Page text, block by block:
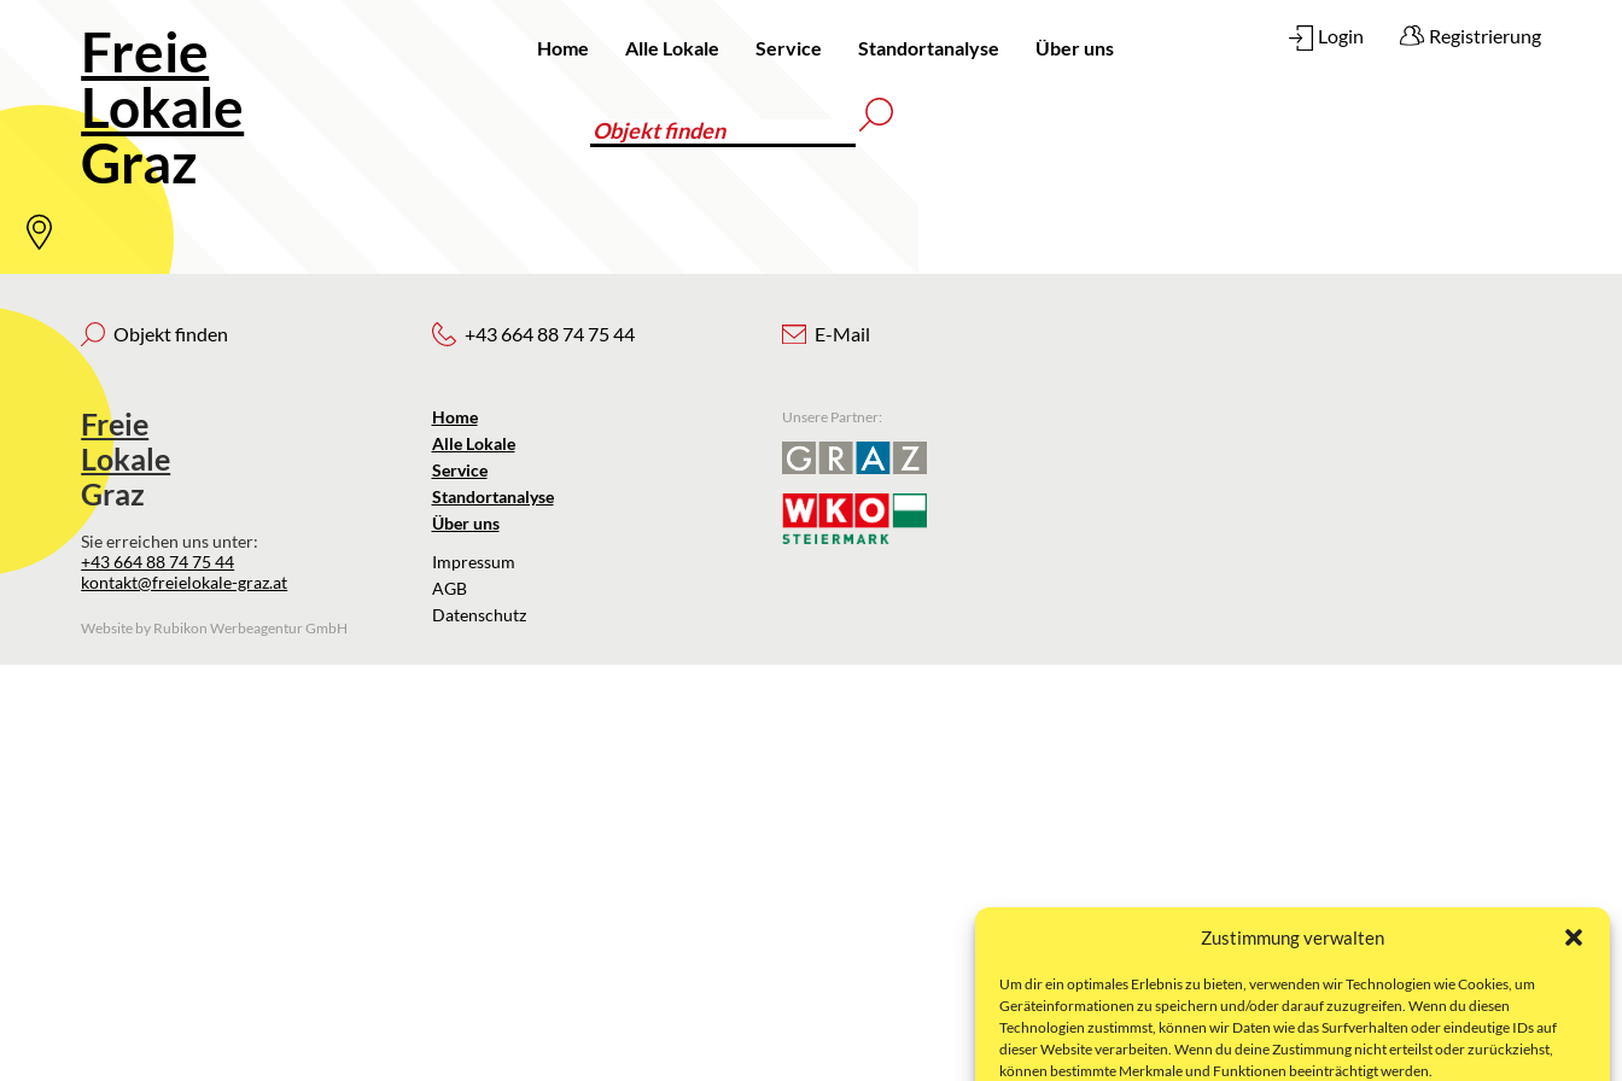
Zustimmung verwalten
Um dir ein optimales Erlebnis zu bieten, verwenden wir Technologien wie Cookies, um
Geräteinformationen zu speichern und/oder darauf zuzugreifen. Wenn du diesen
Technologien zustimmst, können wir Daten wie das Surfverhalten oder eindeutige IDs auf
dieser Website verarbeiten. Wenn du deine Zustimmung nicht erteilst oder zurückziehst,
können bestimmte Merkmale und Funktionen beeinträchtigt werden.
Freie
Lokale
Graz
Home Alle Lokale Service Standortanalyse Über uns
Login Registrierung
Objekt finden
Freie
Lokale
Graz
Sie erreichen uns unter:
+43 664 88 74 75 44
kontakt@freielokale-graz.at
Website by Rubikon Werbeagentur GmbH
+43 664 88 74 75 44
Home
Alle Lokale
Service
Standortanalyse
Über uns
Impressum
AGB
Datenschutz
E-Mail
Unsere Partner: